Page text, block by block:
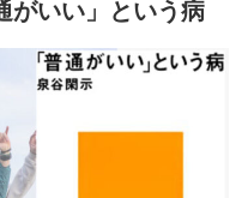
がいい」という病